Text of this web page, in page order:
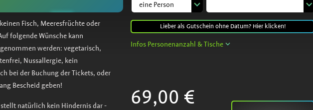
Lieber als Gutschein ohne Datum? Hier klicken!
Infos Personenanzahl & Tische
69,00 €
Fisch, Meeresfrüchte oder
folgende Wünsche kann
werden: vegetarisch,
Nussallergie, kein
bei der Buchung der Tickets, oder
Bescheid geben!
natürlich kein Hindernis dar -